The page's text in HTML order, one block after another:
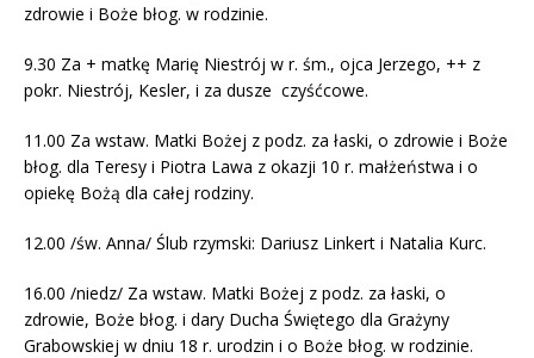
zdrowie i Boże błog. w rodzinie.
9.30 Za + matkę Marię Niestrój w r. śm., ojca Jerzego, ++ z
pokr. Niestrój, Kesler, i za dusze czyśćcowe.
11.00 Za wstaw. Matki Bożej z podz. za łaski, o zdrowie i Boże
błog. dla Teresy i Piotra Lawa z okazji 10 r. małżeństwa i o
opiekę Bożą dla całej rodziny.
12.00 /św. Anna/ Ślub rzymski: Dariusz Linkert i Natalia Kurc.
16.00 /niedz/ Za wstaw. Matki Bożej z podz. za łaski, o
zdrowie, Boże błog. i dary Ducha Świętego dla Grażyny
Grabowskiej w dniu 18 r. urodzin i o Boże błog. w rodzinie.